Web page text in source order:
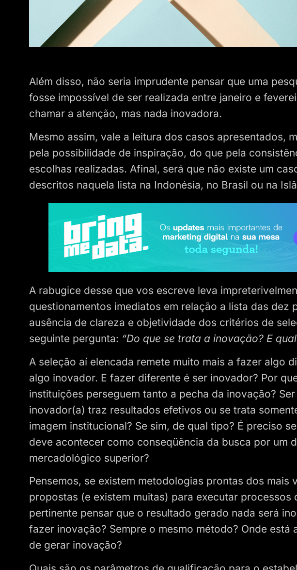
Além disso, não seria imprudente pensar que uma
fosse impossível de ser realizada entre janeiro e
chamar a atenção, mas nada inovadora.
Mesmo assim, vale a leitura dos casos apresentados,
pela possibilidade de inspiração, do que pela
escolhas realizadas. Afinal, será que não existe um
descritos naquela lista na Indonésia, no Brasil ou na
A rabugice desse que vos escreve leva
questionamentos imediatos em relação a lista das dez
ausência de clareza e objetividade dos critérios de
seguinte pergunta: “Do que se trata a inovação? E
A seleção aí elencada remete muito mais a fazer algo
algo inovador. E fazer diferente é ser inovador? Por
instituições perseguem tanto a pecha da inovação?
inovador(a) traz resultados efetivos ou se trata
imagem institucional? Se sim, de qual tipo? É preciso
deve acontecer como conseqüência da busca por um
mercadológico superior?
Pensemos, se existem metodologias prontas dos mais
propostas (e existem muitas) para executar processos
pertinente pensar que o resultado gerado nada será
fazer inovação? Sempre o mesmo método? Onde está
de gerar inovação?